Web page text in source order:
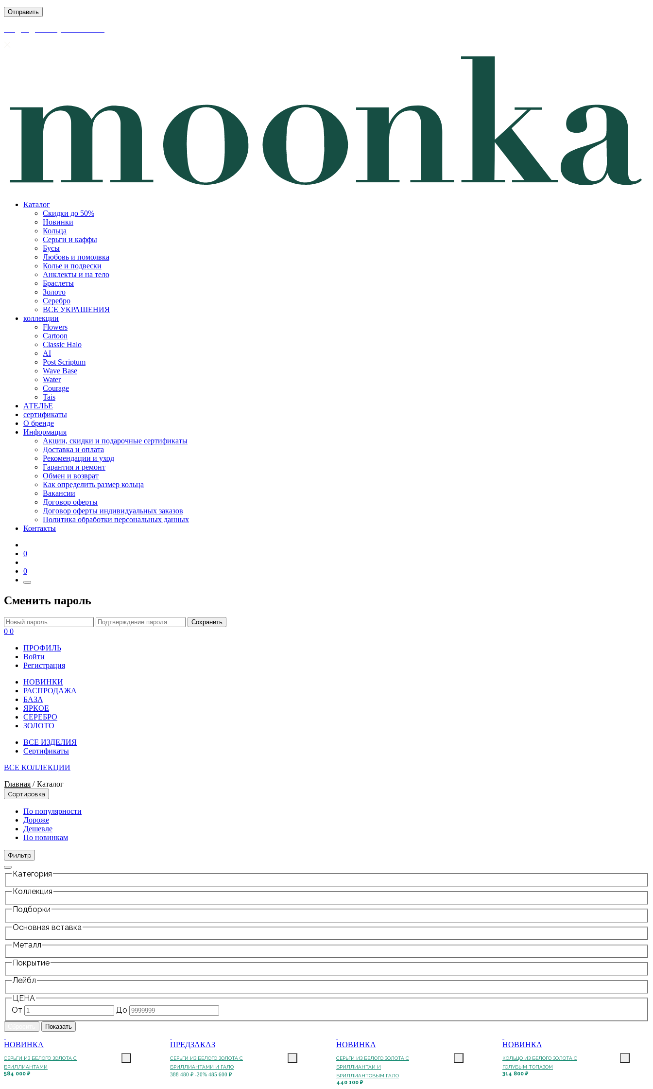
Каталог
Скидки до 50%
Новинки
Кольца
Серьги и каффы
Бусы
Любовь и помолвка
Колье и подвески
Анклекты и на тело
Браслеты
Золото
Серебро
ВСЕ УКРАШЕНИЯ
коллекции
Flowers
Cartoon
Classic Halo
AI
Post Scriptum
Wave Base
Water
Courage
Tais
АТЕЛЬЕ
сертификаты
О бренде
Информация
Акции, скидки и подарочные сертификаты
Доставка и оплата
Рекомендации и уход
Гарантия и ремонт
Обмен и возврат
Как определить размер кольца
Вакансии
Договор оферты
Договор оферты индивидуальных заказов
Политика обработки персональных данных
Контакты
0
0
Сменить пароль
Сохранить
0 0
ПРОФИЛЬ
Войти
Регистрация
НОВИНКИ
РАСПРОДАЖА
БАЗА
ЯРКОЕ
СЕРЕБРО
ЗОЛОТО
ВСЕ ИЗДЕЛИЯ
Сертификаты
ВСЕ КОЛЛЕКЦИИ
Главная / Каталог
Сортировка
По популярности
Дороже
Дешевле
По новинкам
Фильтр
Категория
Коллекция
Подборки
Основная вставка
Металл
Покрытие
Лейбл
ЦЕНА
От
До
НОВИНКА
СЕРЬГИ ИЗ БЕЛОГО ЗОЛОТА С
БРИЛЛИАНТАМИ
584 000 ₽
ПРЕДЗАКАЗ
СЕРЬГИ ИЗ БЕЛОГО ЗОЛОТА С
БРИЛЛИАНТАМИ И ГАЛО
388 480 ₽ -20% 485 600 ₽
НОВИНКА
СЕРЬГИ ИЗ БЕЛОГО ЗОЛОТА С
БРИЛЛИАНТАИ И
БРИЛЛИАНТОВЫМ ГАЛО
440 100 ₽
НОВИНКА
КОЛЬЦО ИЗ БЕЛОГО ЗОЛОТА С
ГОЛУБЫМ ТОПАЗОМ
314 800 ₽